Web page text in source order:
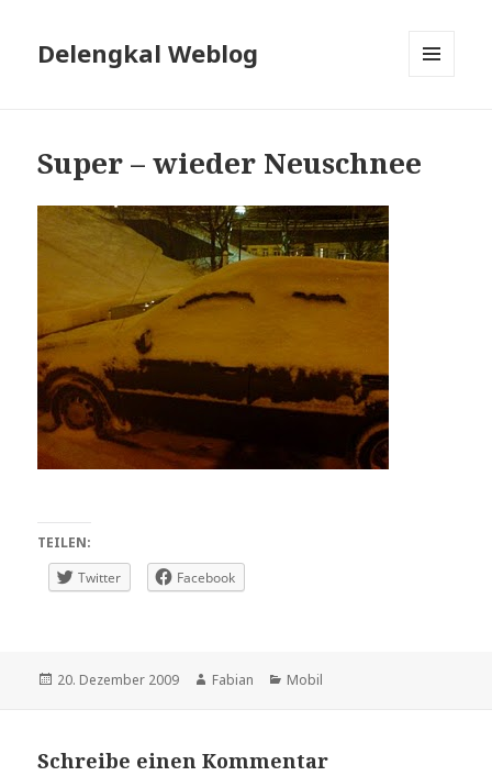
Delengkal Weblog
Super – wieder Neuschnee
TEILEN:
Twitter
Facebook
Veröffentlicht
20. Dezember 2009 Autor
Fabian Kategorien
Mobil
Schreibe einen Kommentar